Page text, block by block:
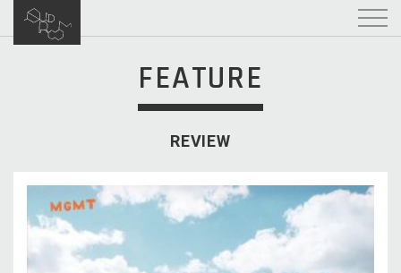
FEATURE
REVIEW